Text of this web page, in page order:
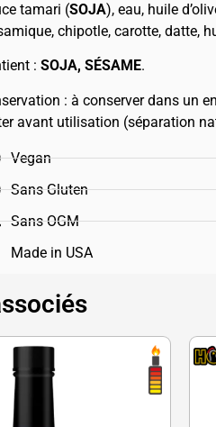
tamari (SOJA), eau, huile
chipotle, carotte, datte,
: SOJA, SÉSAME.
: à conserver dans un
avant utilisation (séparation
Vegan
Sans Gluten
Sans OGM
Made in USA